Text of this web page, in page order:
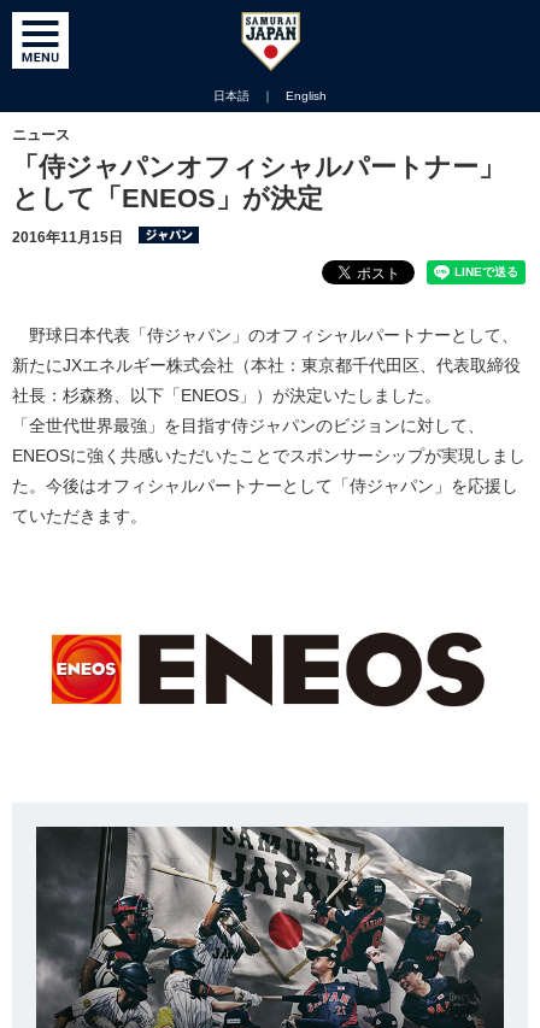
日本語 ｜ English
ニュース
「侍ジャパンオフィシャルパートナー」
として「ENEOS」が決定
2016年11月15日
野球日本代表「侍ジャパン」のオフィシャルパートナーとして、
新たにJXエネルギー株式会社（本社：東京都千代田区、代表取締役
社長：杉森務、以下「ENEOS」）が決定いたしました。
「全世代世界最強」を目指す侍ジャパンのビジョンに対して、
ENEOSに強く共感いただいたことでスポンサーシップが実現しまし
た。今後はオフィシャルパートナーとして「侍ジャパン」を応援し
ていただきます。